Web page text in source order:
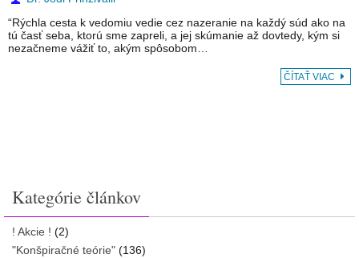
“Rýchla cesta k vedomiu vedie cez nazeranie na každý súd ako na
tú časť seba, ktorú sme zapreli, a jej skúmanie až dovtedy, kým si
nezačneme vážiť to, akým spôsobom…
ČÍTAŤ VIAC
Kategórie článkov
! Akcie ! (2)
"Konšpiračné teórie" (136)